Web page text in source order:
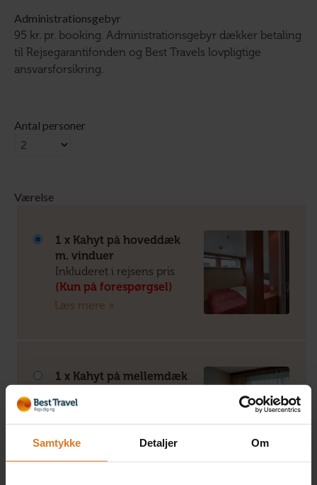
Samtykke Detaljer Om
Administrationsgebyr
95 kr. pr. booking. Administrationsgebyr dækker betaling
til Rejsegarantifonden og Best Travels lovpligtige
ansvarsforsikring.
Antal personer
Værelse
1 x Kahyt på hoveddæk
m. vinduer
Inkluderet i rejsens pris
(Kun på forespørgsel)
Læs mere »
1 x Kahyt på mellemdæk
+DKK 1.950 pr. person
(Kun på forespørgsel)
Læs mere »